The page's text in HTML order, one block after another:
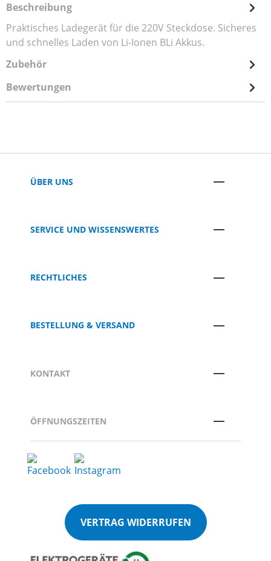
Beschreibung
Praktisches Ladegerät für die 220V Steckdose. Sicheres
und schnelles Laden von Li-Ionen BLi Akkus.
Zubehör
Bewertungen
ÜBER UNS
SERVICE UND WISSENSWERTES
RECHTLICHES
BESTELLUNG & VERSAND
KONTAKT
ÖFFNUNGSZEITEN
VERTRAG WIDERRUFEN